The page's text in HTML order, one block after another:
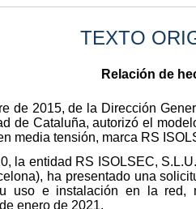
TEXTO
Relación de
de 2015, de la Dirección
de Cataluña, autorizó el
media tensión, marca RS
la entidad RS ISOLSEC,
ha presentado una
uso e instalación en la red,
enero de 2021.